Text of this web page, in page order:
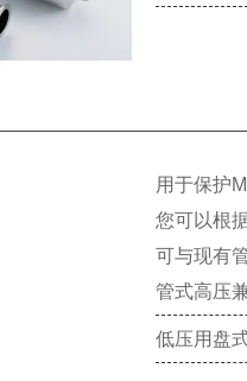
用于保护
您可以根
可与现有
管式高压
低压用盘